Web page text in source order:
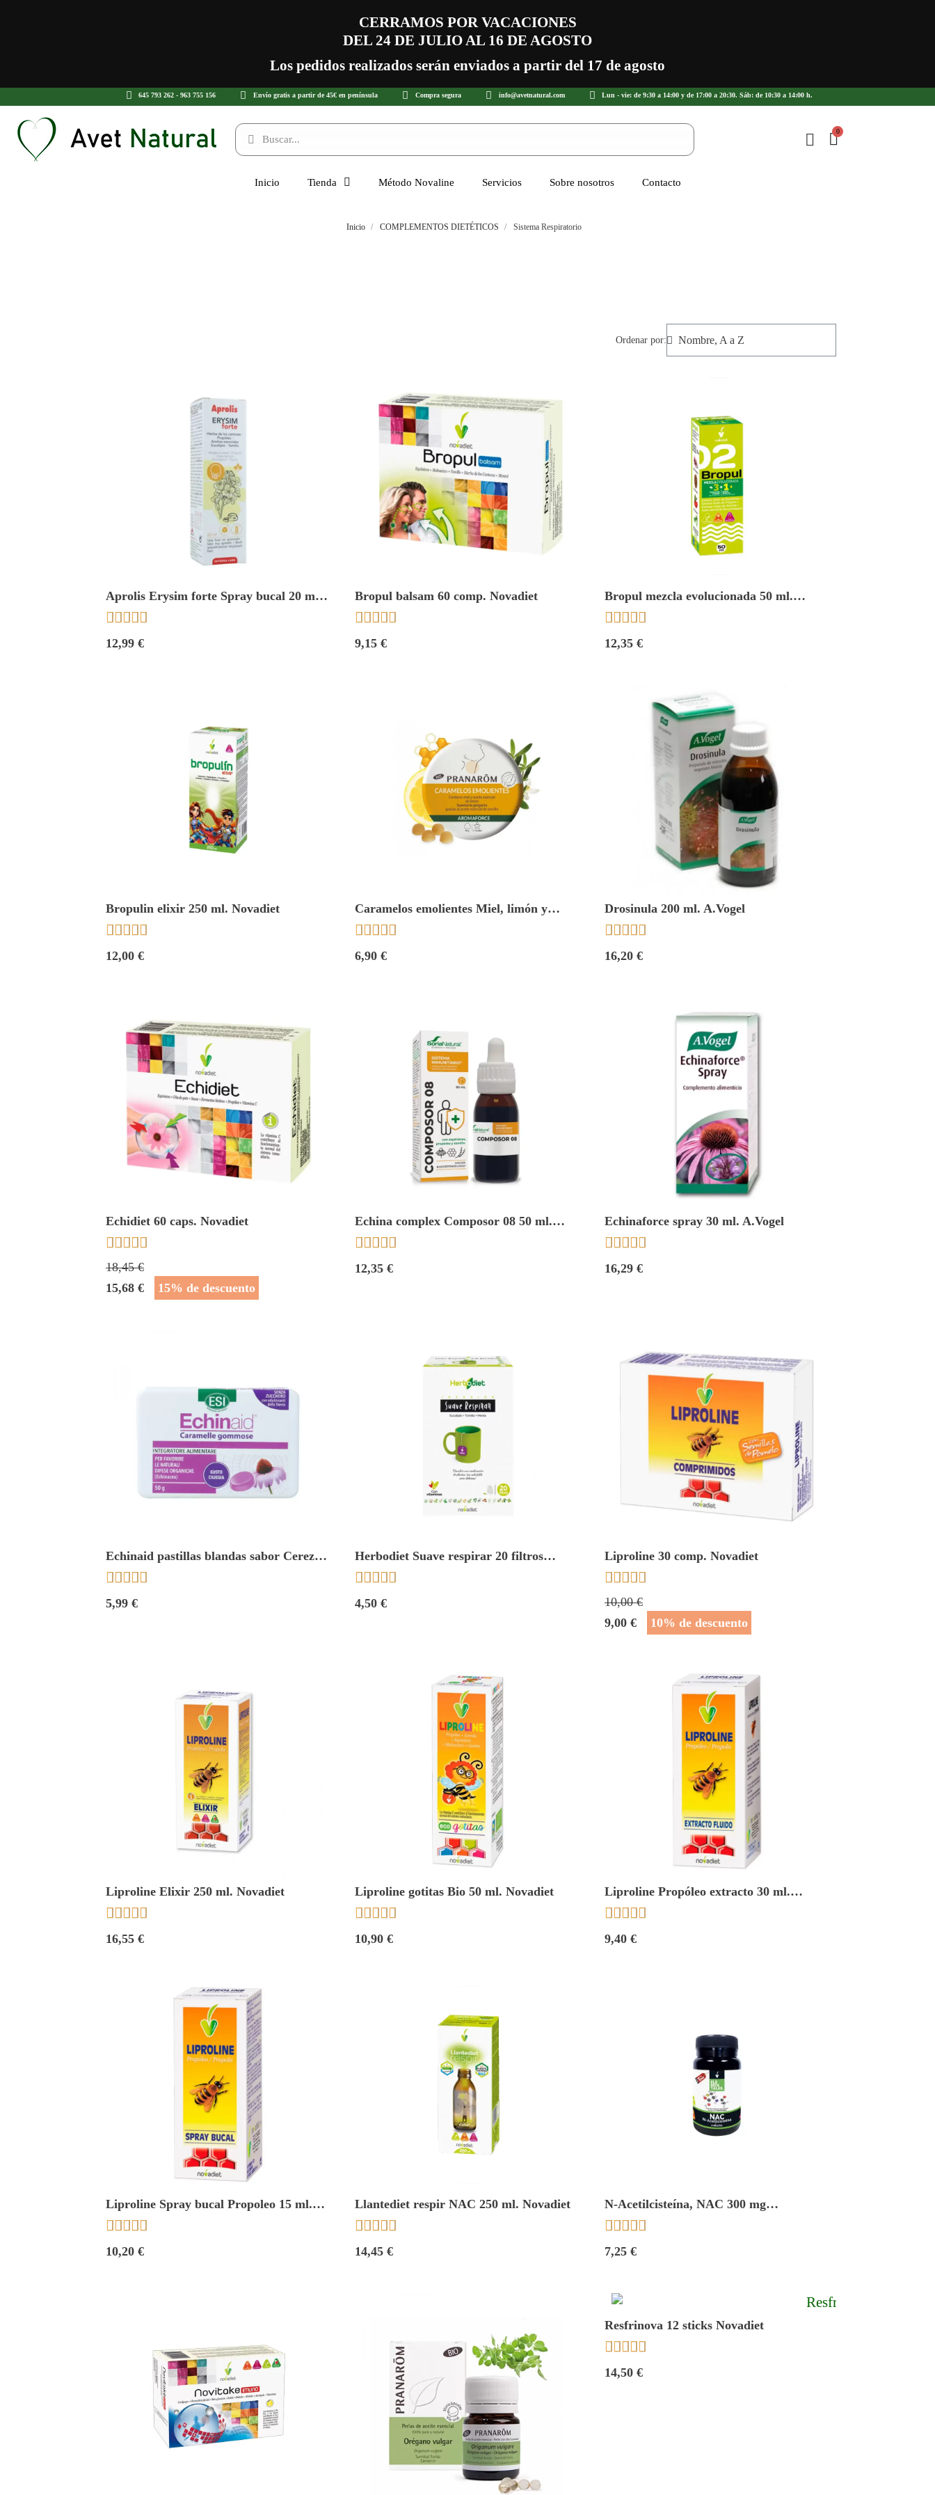
CERRAMOS POR VACACIONES
DEL 24 DE JULIO AL 16 DE AGOSTO
Los pedidos realizados serán enviados a partir del 17 de agosto
645 793 262 - 963 755 156 Envío gratis a partir de 45€ en península Compra segura info@avetnatural.com Lun - vie: de 9:30 a 14:00 y de 17:00 a 20:30. Sáb: de 10:30 a 14:00 h.
Inicio Tienda Método Novaline Servicios Sobre nosotros Contacto
Inicio COMPLEMENTOS DIETÉTICOS Sistema Respiratorio
Ordenar por:
Aprolis Erysim forte Spray bucal 20 ml.
Intersa

12,99 €
Bropul balsam 60 comp. Novadiet

9,15 €
Bropul mezcla evolucionada 50 ml.
Novadiet

12,35 €
Bropulin elixir 250 ml. Novadiet

12,00 €
Caramelos emolientes Miel, limón y
tomillo 45 gr. Pranarom

6,90 €
Drosinula 200 ml. A.Vogel

16,20 €
Echidiet 60 caps. Novadiet

18,45 €
15,68 €
15% de descuento
Echina complex Composor 08 50 ml.
Soria natural

12,35 €
Echinaforce spray 30 ml. A.Vogel

16,29 €
Echinaid pastillas blandas sabor Cereza
50 gr. Esi

5,99 €
Herbodiet Suave respirar 20 filtros
Novadiet

4,50 €
Liproline 30 comp. Novadiet

10,00 €
9,00 €
10% de descuento
Liproline Elixir 250 ml. Novadiet

16,55 €
Liproline gotitas Bio 50 ml. Novadiet

10,90 €
Liproline Propóleo extracto 30 ml.
Novadiet

9,40 €
Liproline Spray bucal Propoleo 15 ml.
Novadiet

10,20 €
Llantediet respir NAC 250 ml. Novadiet

14,45 €
N-Acetilcisteína, NAC 300 mg
Elementales 30 comp. Novadiet

7,25 €
Resfrinova 12 sticks Novadiet

14,50 €